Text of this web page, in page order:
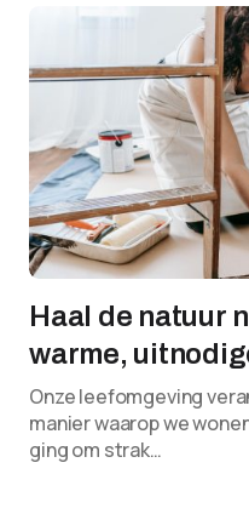
Haal de natuur
warme,
Onze leefomgeving
manier waarop we
ging om strak…